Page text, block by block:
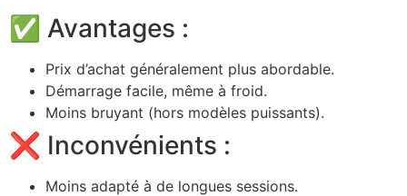
✅ Avantages :
Prix d’achat généralement plus abordable.
Démarrage facile, même à froid.
Moins bruyant (hors modèles puissants).
❌ Inconvénients :
Moins adapté à de longues sessions.